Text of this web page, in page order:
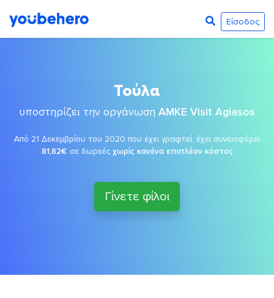
Είσοδος
Τούλα
υποστηρίζει την οργάνωση ΑΜΚΕ Visit Agiasos
Από 21 Δεκεμβρίου του 2020 που έχει γραφτεί, έχει συνεισφέρει
81,82€ σε δωρεές χωρίς κανένα επιπλέον κόστος
Γίνετε φίλοι